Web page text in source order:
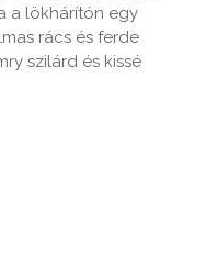
a lökhárítón egy
rács és ferde
szilárd és kissé